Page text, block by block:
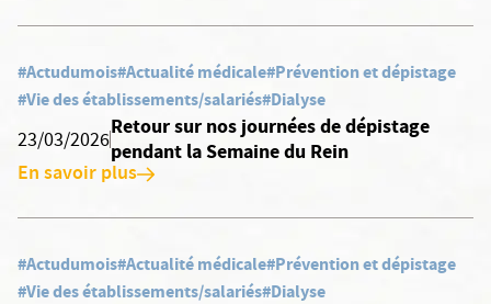
#Actudumois#Actualité médicale#Prévention et dépistage
#Vie des établissements/salariés#Dialyse
23/03/2026
Retour sur nos journées de dépistage
pendant la Semaine du Rein
En savoir plus
#Actudumois#Actualité médicale#Prévention et dépistage
#Vie des établissements/salariés#Dialyse